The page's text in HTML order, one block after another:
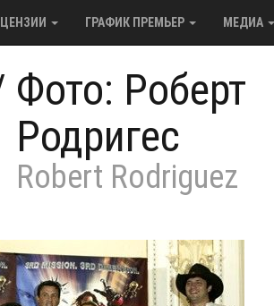
ГРАФИК ПРЕМЬЕР МЕДИА
Фото: Роберт
Родригес
Robert Rodriguez